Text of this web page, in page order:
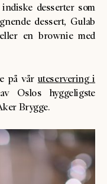
desserter som
dessert, Gulab
en brownie med
på vår uteservering i
Oslos hyggeligste
Brygge.